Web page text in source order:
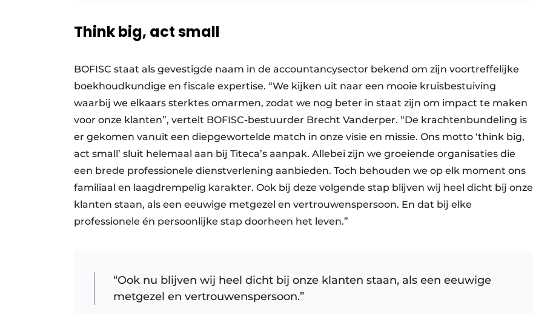
Think big, act small
BOFISC staat als gevestigde naam in de accountancysector bekend om zijn voortreffelijke
boekhoudkundige en fiscale expertise. “We kijken uit naar een mooie kruisbestuiving
waarbij we elkaars sterktes omarmen, zodat we nog beter in staat zijn om impact te maken
voor onze klanten”, vertelt BOFISC-bestuurder Brecht Vanderper. “De krachtenbundeling is
er gekomen vanuit een diepgewortelde match in onze visie en missie. Ons motto ‘think big,
act small’ sluit helemaal aan bij Titeca’s aanpak. Allebei zijn we groeiende organisaties die
een brede professionele dienstverlening aanbieden. Toch behouden we op elk moment ons
familiaal en laagdrempelig karakter. Ook bij deze volgende stap blijven wij heel dicht bij onze
klanten staan, als een eeuwige metgezel en vertrouwenspersoon. En dat bij elke
professionele én persoonlijke stap doorheen het leven.”
“Ook nu blijven wij heel dicht bij onze klanten staan, als een eeuwige
metgezel en vertrouwenspersoon.”